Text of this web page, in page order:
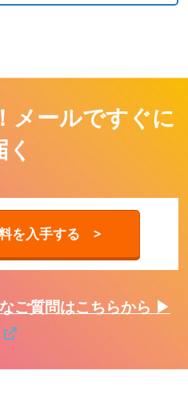
メールですぐに
く
料を入手する >
ご質問はこちらから ▶